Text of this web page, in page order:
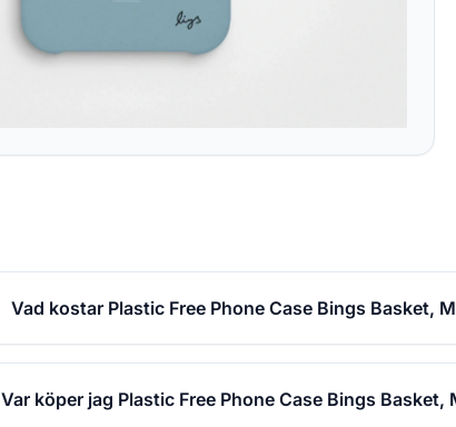
Vad kostar Plastic Free Phone Case Bings Basket,
Var köper jag Plastic Free Phone Case Bings